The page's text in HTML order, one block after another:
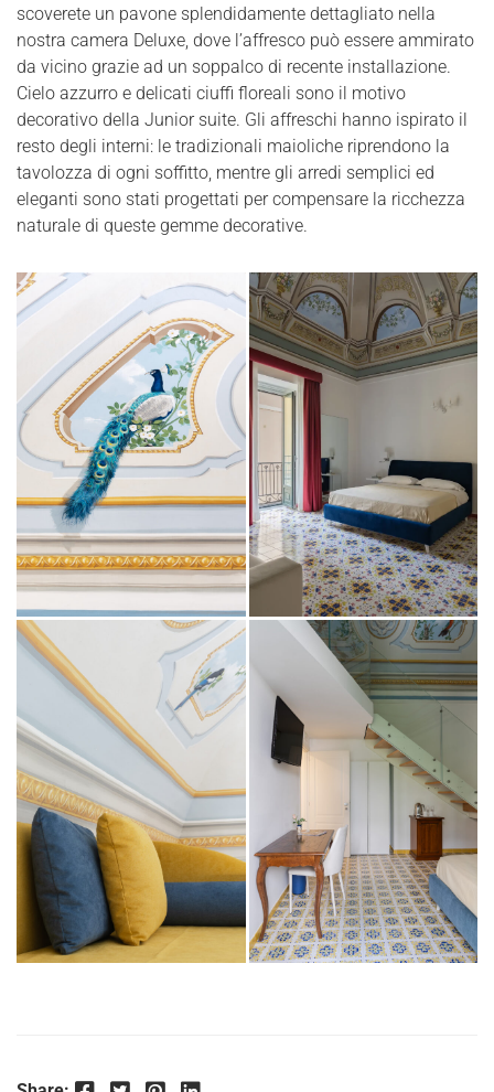
scoverete un pavone splendidamente dettagliato nella
nostra camera Deluxe, dove l’affresco può essere ammirato
da vicino grazie ad un soppalco di recente installazione.
Cielo azzurro e delicati ciuffi floreali sono il motivo
decorativo della Junior suite. Gli affreschi hanno ispirato il
resto degli interni: le tradizionali maioliche riprendono la
tavolozza di ogni soffitto, mentre gli arredi semplici ed
eleganti sono stati progettati per compensare la ricchezza
naturale di queste gemme decorative.